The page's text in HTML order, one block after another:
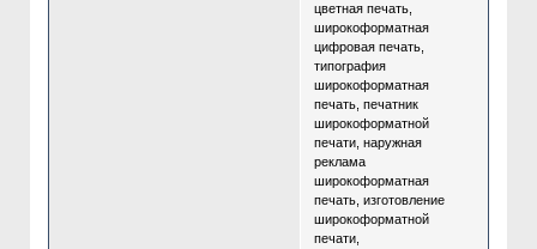
цветная печать,
широкоформатная
цифровая печать,
типография
широкоформатная
печать, печатник
широкоформатной
печати, наружная
реклама
широкоформатная
печать, изготовление
широкоформатной
печати,